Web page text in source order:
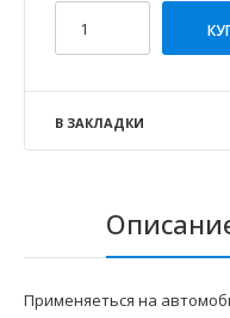
В ЗАКЛАДКИ
Применяеться на